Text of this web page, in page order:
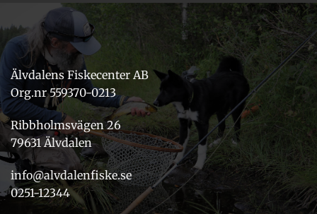
Älvdalens Fiskecenter AB
Org.nr 559370-0213
Ribbholmsvägen 26
79631 Älvdalen
info@alvdalenfiske.se
0251-12344